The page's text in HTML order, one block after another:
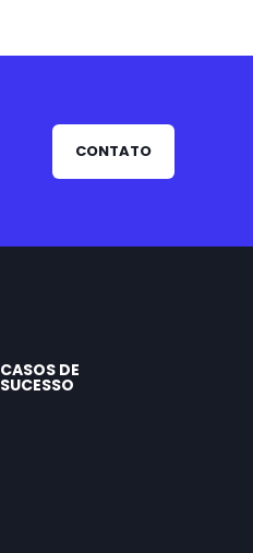
CONTATO
CASOS DE
SUCESSO